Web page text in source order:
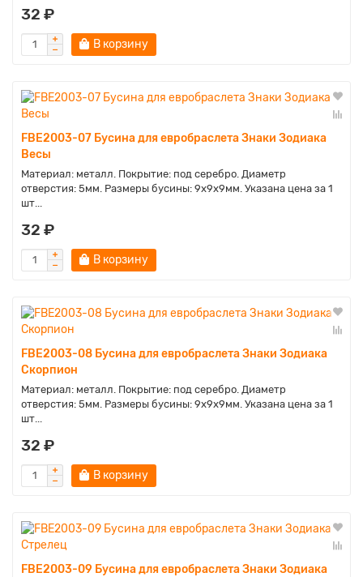
32 ₽
В корзину
FBE2003-07 Бусина для евробраслета Знаки Зодиака
Весы
Материал: металл. Покрытие: под серебро. Диаметр
отверстия: 5мм. Размеры бусины: 9х9х9мм. Указана цена за 1
шт...
32 ₽
В корзину
FBE2003-08 Бусина для евробраслета Знаки Зодиака
Скорпион
Материал: металл. Покрытие: под серебро. Диаметр
отверстия: 5мм. Размеры бусины: 9х9х9мм. Указана цена за 1
шт...
32 ₽
В корзину
FBE2003-09 Бусина для евробраслета Знаки Зодиака